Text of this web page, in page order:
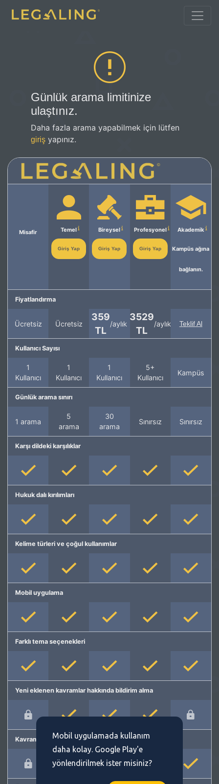
Günlük arama limitinize
ulaştınız.
Daha fazla arama yapabilmek için lütfen
giriş yapınız.
Misafir Temel
Giriş Yap
Bireysel
Giriş Yap
Profesyonel
Giriş Yap
Akademik
Kampüs ağına
bağlanın.
Fiyatlandırma
Ücretsiz Ücretsiz
359
TL
/aylık
3529
TL
/aylık Teklif Al
Kullanıcı Sayısı
1
Kullanıcı
1
Kullanıcı
1
Kullanıcı
5+
Kullanıcı
Kampüs
Günlük arama sınırı
1 arama
5
arama
30
arama
Sınırsız Sınırsız
Karşı dildeki karşılıklar
Hukuk dalı kırılımları
Kelime türleri ve çoğul kullanımlar
Mobil uygulama
Farklı tema seçenekleri
Yeni eklenen kavramlar hakkında bildirim alma
Kavram önermeMobil uygulamada kullanım
daha kolay. Google Play'e
yönlendirilmek ister misiniz?